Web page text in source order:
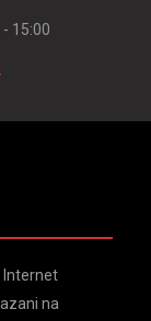
- 15:00
Internet
na